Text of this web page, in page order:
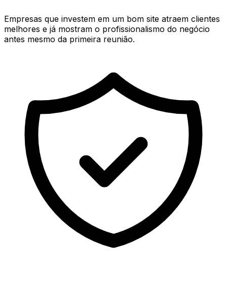
Empresas que investem em um bom site atraem clientes
melhores e já mostram o profissionalismo do negócio
antes mesmo da primeira reunião.